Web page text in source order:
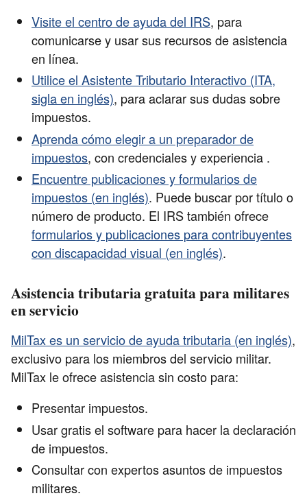
Visite el centro de ayuda del IRS, para
comunicarse y usar sus recursos de asistencia
en línea.
Utilice el Asistente Tributario Interactivo (ITA,
sigla en inglés), para aclarar sus dudas sobre
impuestos.
Aprenda cómo elegir a un preparador de
impuestos, con credenciales y experiencia .
Encuentre publicaciones y formularios de
impuestos (en inglés). Puede buscar por título o
número de producto. El IRS también ofrece
formularios y publicaciones para contribuyentes
con discapacidad visual (en inglés).
Asistencia tributaria gratuita para militares
en servicio
MilTax es un servicio de ayuda tributaria (en inglés),
exclusivo para los miembros del servicio militar.
MilTax le ofrece asistencia sin costo para:
Presentar impuestos.
Usar gratis el software para hacer la declaración
de impuestos.
Consultar con expertos asuntos de impuestos
militares.